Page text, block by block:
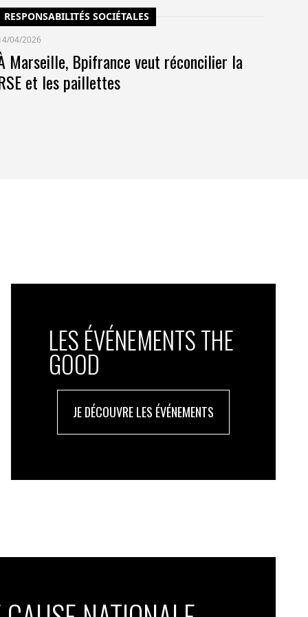
RESPONSABILITÉS SOCIÉTALES
04/2026
Marseille, Bpifrance veut réconcilier la
et les paillettes
LES ÉVÉNEMENTS THE
GOOD
JE DÉCOUVRE LES ÉVÉNEMENTS